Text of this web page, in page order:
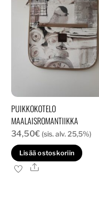
PUIKKOKOTELO
MAALAISROMANTIIKKA
34,50€ (sis. alv. 25,5%)
Lisää ostoskoriin
Ale